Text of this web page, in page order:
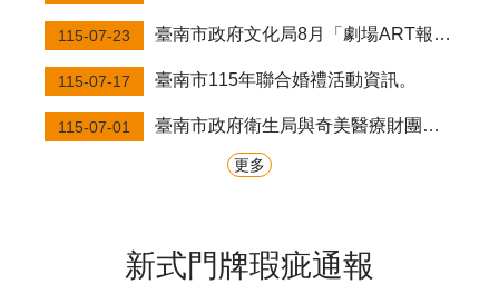
115-07-23 臺南市政府文化局8月「劇場ART報馬仔」系列講座資訊。
115-07-17 臺南市115年聯合婚禮活動資訊。
115-07-01 臺南市政府衛生局與奇美醫療財團法人奇美醫院共同辦理青少年心理健康講座資訊。
更多
新式門牌瑕疵通報